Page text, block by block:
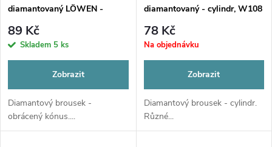
diamantovaný LÖWEN -
89 Kč
Skladem 5 ks
Zobrazit
Diamantový brousek -
obrácený kónus....
diamantovaný - cylindr, W108
78 Kč
Na objednávku
Zobrazit
Diamantový brousek - cylindr.
Různé...